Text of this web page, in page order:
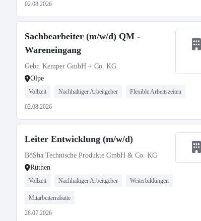
02.08.2026
Sachbearbeiter (m/w/d) QM -
Wareneingang
Gebr. Kemper GmbH + Co. KG
Olpe
Vollzeit Nachhaltiger Arbeitgeber Flexible Arbeitszeiten
02.08.2026
Leiter Entwicklung (m/w/d)
BöSha Technische Produkte GmbH & Co. KG
Rüthen
Vollzeit Nachhaltiger Arbeitgeber Weiterbildungen
Mitarbeiterrabatte
28.07.2026